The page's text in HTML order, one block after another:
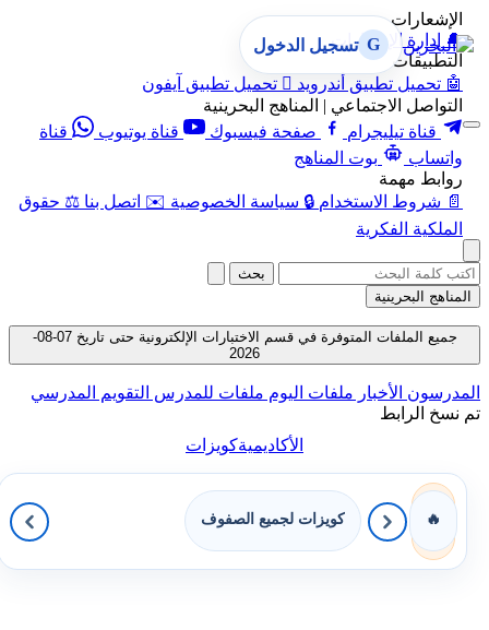
الإشعارات
🔔
إدارة الإشعارات
التطبيقات
🤖 تحميل تطبيق أندرويد  تحميل تطبيق آيفون
التواصل الاجتماعي | المناهج البحرينية
قناة تيليجرام
صفحة فيسبوك قناة يوتيوب
قناة
واتساب
بوت المناهج
روابط مهمة
📄 شروط الاستخدام 🔒 سياسة الخصوصية ✉️ اتصل بنا ⚖️ حقوق
الملكية الفكرية
G تسجيل الدخول
بحث
المناهج البحرينية
جميع الملفات المتوفرة في قسم الاختبارات الإلكترونية حتى تاريخ 07-08-
2026
المدرسون الأخبار ملفات اليوم ملفات للمدرس التقويم المدرسي
تم نسخ الرابط
الأكاديميةكويزات
🔥 كويزات لجميع الصفوف